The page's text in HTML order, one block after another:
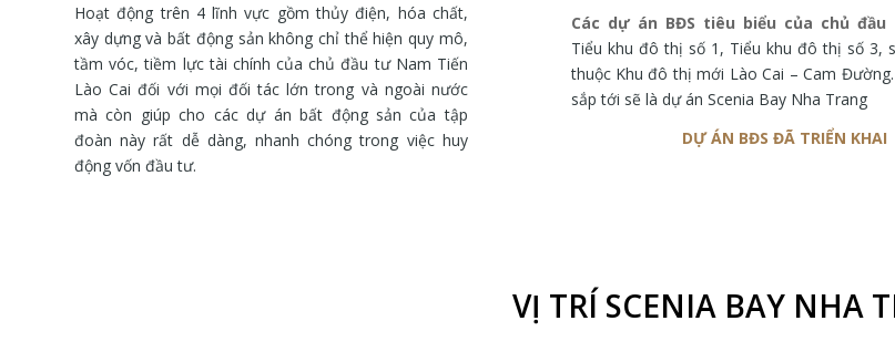
Hoạt động trên 4 lĩnh vực gồm thủy điện, hóa chất,
xây dựng và bất động sản không chỉ thể hiện quy mô,
tầm vóc, tiềm lực tài chính của chủ đầu tư Nam Tiến
Lào Cai đối với mọi đối tác lớn trong và ngoài nước
mà còn giúp cho các dự án bất động sản của tập
đoàn này rất dễ dàng, nhanh chóng trong việc huy
động vốn đầu tư.
Các dự án BĐS tiêu biểu của chủ
Tiểu khu đô thị số 1, Tiểu khu đô thị số 3,
thuộc Khu đô thị mới Lào Cai – Cam
sắp tới sẽ là dự án Scenia Bay Nha Trang
DỰ ÁN BĐS ĐÃ TRIỂN KHAI
VỊ TRÍ SCENIA BAY NHA